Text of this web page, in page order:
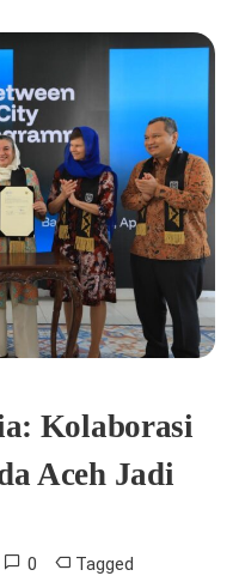
Kolaborasi
Aceh Jadi
0 Tagged